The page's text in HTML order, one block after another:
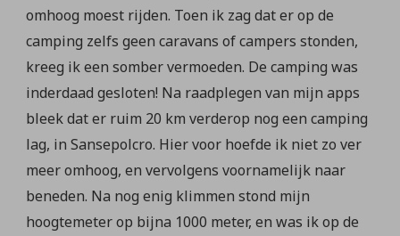
omhoog moest rijden. Toen ik zag dat er op de
camping zelfs geen caravans of campers stonden,
kreeg ik een somber vermoeden. De camping was
inderdaad gesloten! Na raadplegen van mijn apps
bleek dat er ruim 20 km verderop nog een camping
lag, in Sansepolcro. Hier voor hoefde ik niet zo ver
meer omhoog, en vervolgens voornamelijk naar
beneden. Na nog enig klimmen stond mijn
hoogtemeter op bijna 1000 meter, en was ik op de